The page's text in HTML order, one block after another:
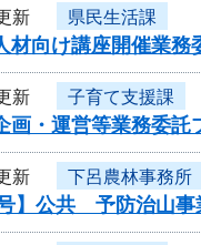
新 県民生活課
材向け講座開催業務
新 子育て支援課
画・運営等業務委託
新 下呂農林事務所
号】公共 予防治山